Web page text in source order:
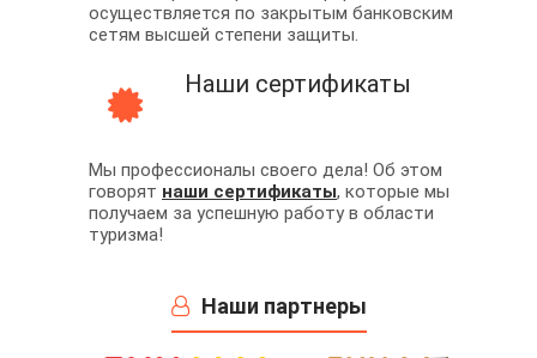
осуществляется по закрытым банковским
сетям высшей степени защиты.
Наши сертификаты
Мы профессионалы своего дела! Об этом
говорят наши сертификаты, которые мы
получаем за успешную работу в области
туризма!
Наши партнеры